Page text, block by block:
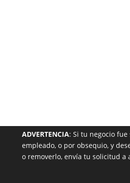
ADVERTENCIA: Si tu negocio
empleado, o por obsequio, y
o removerlo, envía tu solicitud a